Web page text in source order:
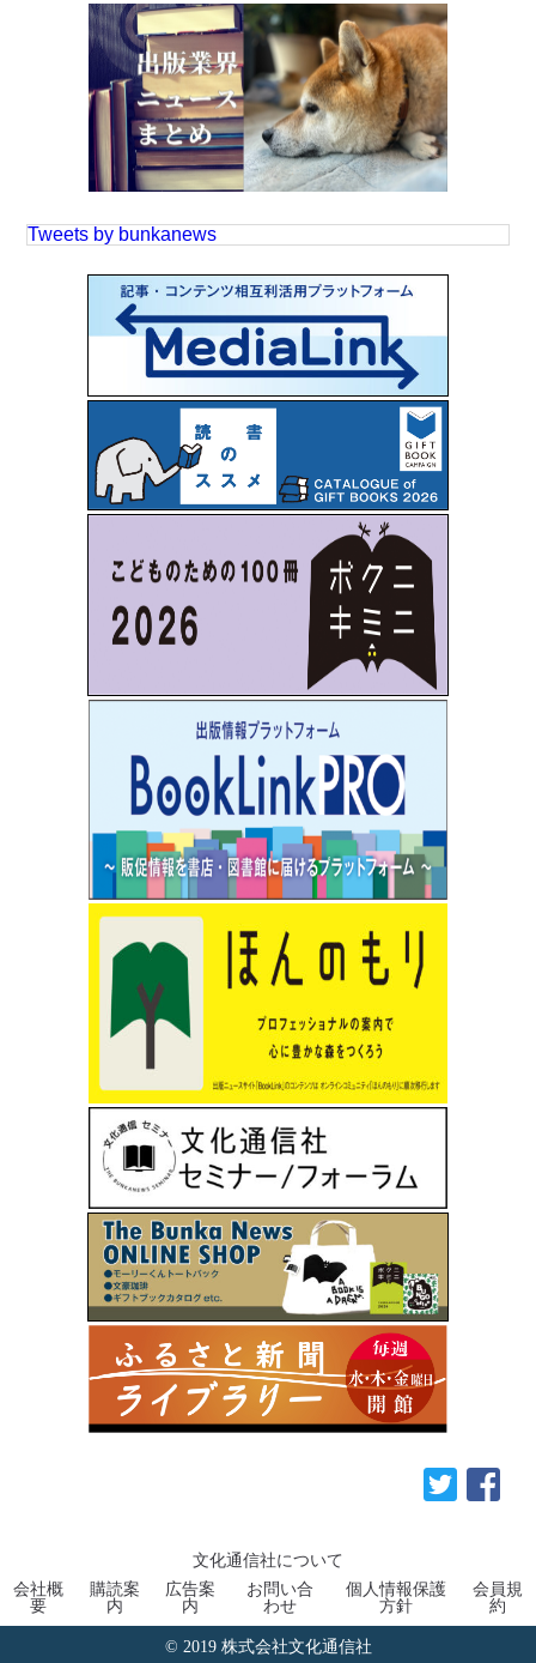
Tweets by bunkanews
文化通信社について
会社概
要
購読案
内
広告案
内
お問い合
わせ
個人情報保護
方針
会員規
約
© 2019 株式会社文化通信社